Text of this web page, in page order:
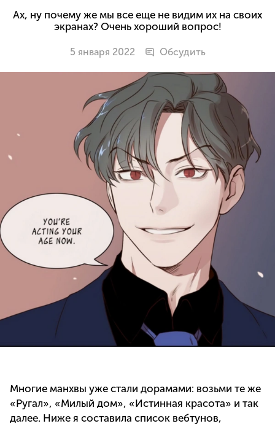
Ах, ну почему же мы все еще не видим их на своих
экранах? Очень хороший вопрос!
5 января 2022 Обсудить
Многие манхвы уже стали дорамами: возьми те же
«Ругал», «Милый дом», «Истинная красота» и так
далее. Ниже я составила список вебтунов,